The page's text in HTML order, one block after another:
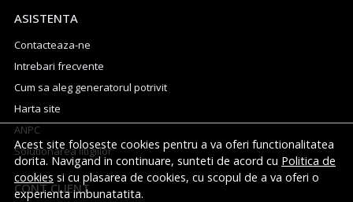
Acest site foloseste cookies pentru a va oferi functionalitatea
dorita. Navigand in continuare, sunteti de acord cu Politica de
cookies si cu plasarea de cookies, cu scopul de a va oferi o
experienta imbunatatita.
ASISTENTA
Contacteaza-ne
Intrebari frecvente
Cum sa aleg generatorul potrivit
Harta site
ANPC
Solutionarea litigiilor
CONT CLIENT